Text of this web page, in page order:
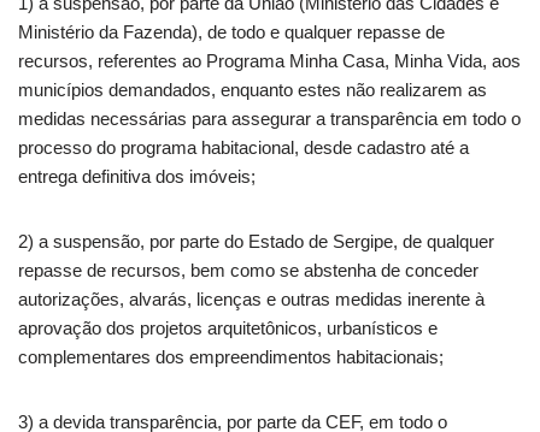
Ministério da Fazenda), de todo e qualquer repasse de
recursos, referentes ao Programa Minha Casa, Minha Vida, aos
municípios demandados, enquanto estes não realizarem as
medidas necessárias para assegurar a transparência em todo o
processo do programa habitacional, desde cadastro até a
entrega definitiva dos imóveis;
2) a suspensão, por parte do Estado de Sergipe, de qualquer
repasse de recursos, bem como se abstenha de conceder
autorizações, alvarás, licenças e outras medidas inerente à
aprovação dos projetos arquitetônicos, urbanísticos e
complementares dos empreendimentos habitacionais;
3) a devida transparência, por parte da CEF, em todo o